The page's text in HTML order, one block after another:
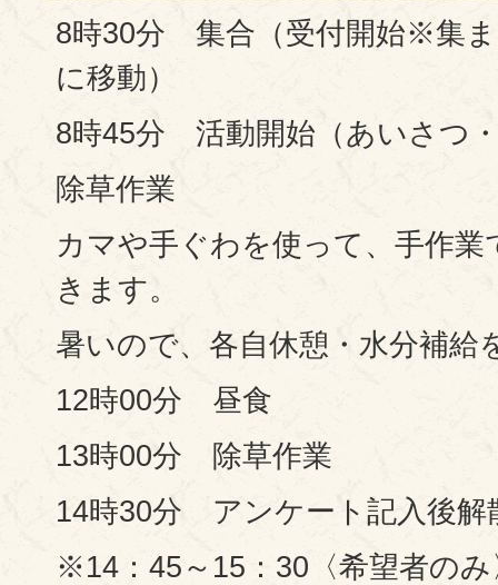
8時30分 集合（受付開始※集
に移動）
8時45分 活動開始（あいさつ
除草作業
カマや手ぐわを使って、手作
きます。
暑いので、各自休憩・水分補給
12時00分 昼食
13時00分 除草作業
14時30分 アンケート記入後解
※14：45～15：30〈希望者のみ